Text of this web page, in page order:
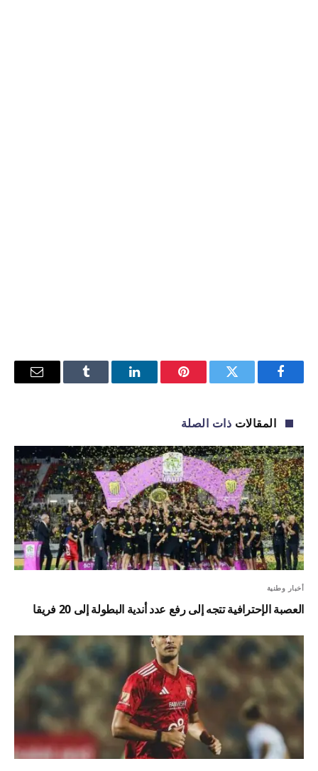
فيسبوك تويتر بينتيريستلينكدإن Tumblr
البريد
المقالات ذات الصلة
أخبار وطنية
العصبة الإحترافية تتجه إلى رفع عدد أندية البطولة إلى 20 فريقا